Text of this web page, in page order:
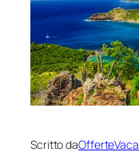
Scritto da